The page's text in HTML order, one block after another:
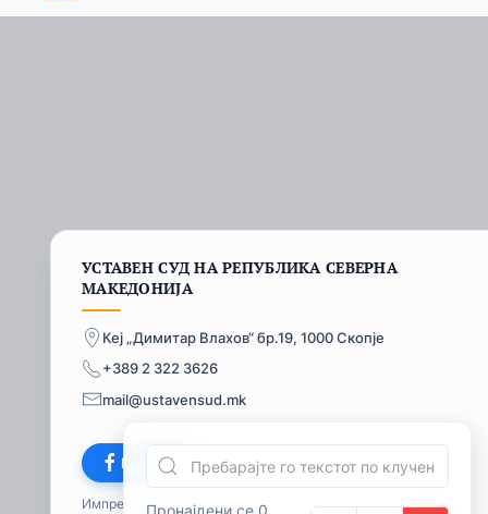
Пронајдени се 0
УСТАВЕН СУД НА РЕПУБЛИКА СЕВЕРНА
МАКЕДОНИЈА
Кеј „Димитар Влахов“ бр.19, 1000 Скопје
+389 2 322 3626
mail@ustavensud.mk
Facebook
Импресум© 2026